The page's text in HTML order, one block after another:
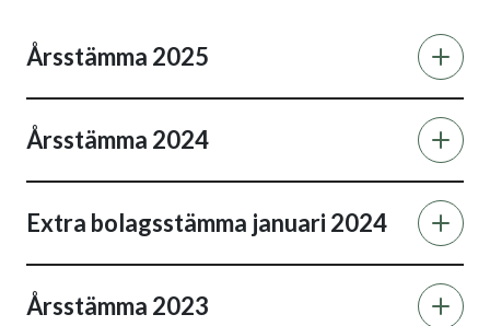
Årsstämma 2025
Årsstämma 2024
Extra bolagsstämma januari 2024
Årsstämma 2023